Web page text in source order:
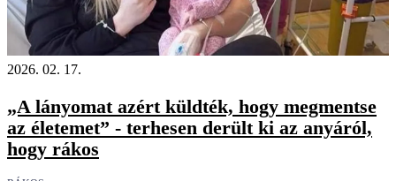
2026. 02. 17.
„A lányomat azért küldték, hogy megmentse
az életemet” - terhesen derült ki az anyáról,
hogy rákos